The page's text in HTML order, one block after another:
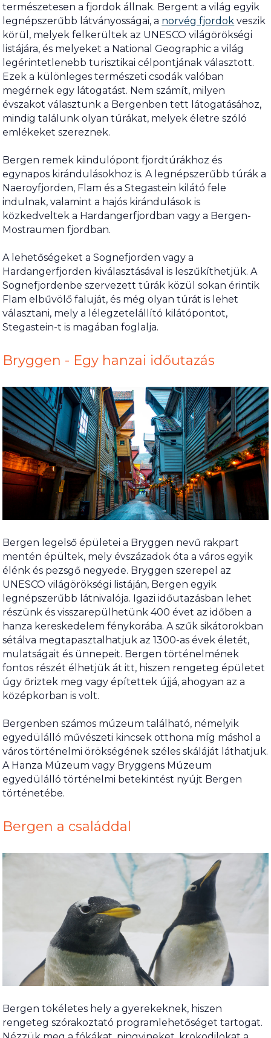
természetesen a fjordok állnak. Bergent a világ egyik
legnépszerűbb látványosságai, a norvég fjordok veszik
körül, melyek felkerültek az UNESCO világörökségi
listájára, és melyeket a National Geographic a világ
legérintetlenebb turisztikai célpontjának választott.
Ezek a különleges természeti csodák valóban
megérnek egy látogatást. Nem számít, milyen
évszakot választunk a Bergenben tett látogatásához,
mindig találunk olyan túrákat, melyek életre szóló
emlékeket szereznek.
Bergen remek kiindulópont fjordtúrákhoz és
egynapos kirándulásokhoz is. A legnépszerűbb túrák a
Naeroyfjorden, Flam és a Stegastein kilátó fele
indulnak, valamint a hajós kirándulások is
közkedveltek a Hardangerfjordban vagy a Bergen-
Mostraumen fjordban.
A lehetőségeket a Sognefjorden vagy a
Hardangerfjorden kiválasztásával is leszűkíthetjük. A
Sognefjordenbe szervezett túrák közül sokan érintik
Flam elbűvölő faluját, és még olyan túrát is lehet
választani, mely a lélegzetelállító kilátópontot,
Stegastein-t is magában foglalja.
Bryggen - Egy hanzai időutazás
Bergen legelső épületei a Bryggen nevű rakpart
mentén épültek, mely évszázadok óta a város egyik
élénk és pezsgő negyede. Bryggen szerepel az
UNESCO világörökségi listáján, Bergen egyik
legnépszerűbb látnivalója. Igazi időutazásban lehet
részünk és visszarepülhetünk 400 évet az időben a
hanza kereskedelem fénykorába. A szűk sikátorokban
sétálva megtapasztalhatjuk az 1300-as évek életét,
mulatságait és ünnepeit. Bergen történelmének
fontos részét élhetjük át itt, hiszen rengeteg épületet
úgy őriztek meg vagy építettek újjá, ahogyan az a
középkorban is volt.
Bergenben számos múzeum található, némelyik
egyedülálló művészeti kincsek otthona míg máshol a
város történelmi örökségének széles skáláját láthatjuk.
A Hanza Múzeum vagy Bryggens Múzeum
egyedülálló történelmi betekintést nyújt Bergen
történetébe.
Bergen a családdal
Bergen tökéletes hely a gyerekeknek, hiszen
rengeteg szórakoztató programlehetőséget tartogat.